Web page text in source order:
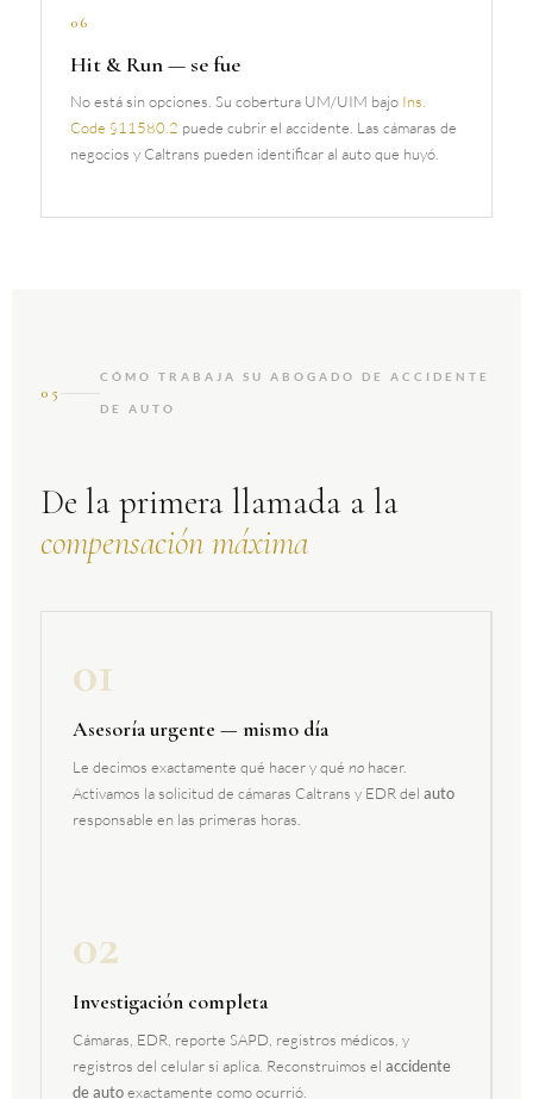
06
Hit & Run — se fue
No está sin opciones. Su cobertura UM/UIM bajo Ins.
Code §11580.2 puede cubrir el accidente. Las cámaras de
negocios y Caltrans pueden identificar al auto que huyó.
05
CÓMO TRABAJA SU ABOGADO DE ACCIDENTE
DE AUTO
De la primera llamada a la
compensación máxima
01
Asesoría urgente — mismo día
Le decimos exactamente qué hacer y qué no hacer.
Activamos la solicitud de cámaras Caltrans y EDR del auto
responsable en las primeras horas.
02
Investigación completa
Cámaras, EDR, reporte SAPD, registros médicos, y
registros del celular si aplica. Reconstruimos el accidente
de autoexactamente como ocurrió.